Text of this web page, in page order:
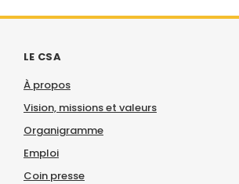
LE CSA
À propos
Vision, missions et valeurs
Organigramme
Emploi
Coin presse